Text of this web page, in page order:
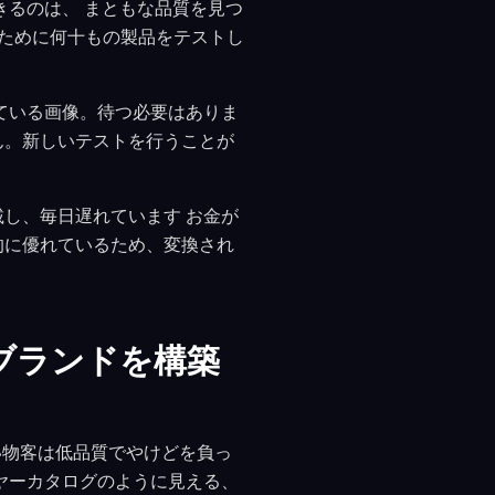
のは、 まともな品質を見つ
めに何十もの製品をテストし
る画像。待つ必要はありま
新しいテストを行うことが
、毎日遅れています お金が
優れているため、変換され
ランドを構築
客は低品質でやけどを負っ
カタログのように見える、